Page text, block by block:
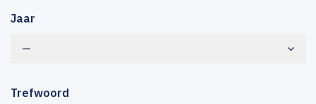
Jaar
—
Trefwoord